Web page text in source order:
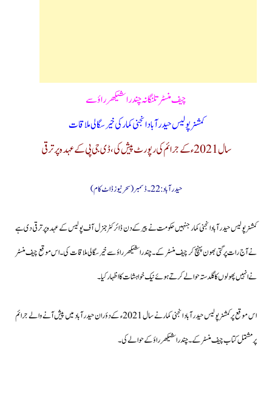
چیف منسٹر تلنگانہ چندراشیکھرراؤ سے
کمشنر پولیس حیدرآباد انجنی کمار کی خیرسگالی ملاقات
سال 2021ء کے جرائم کی رپورٹ پیش کی،ڈی جی پی کے عہدہ پر ترقی
حیدرآباد: 22۔ڈسمبر(سحرنیوزڈاٹ کام)
کمشنر پولیس حیدرآباد انجنی کمار جنہیں حکومت نے پیر کے دن ڈائرکٹر جنرل آف پولیس کے عہدہ پر ترقی دی ہے
نے آج رات پرگتی بھون پہنچ کر چیف منسٹر کے۔چندراشیکھر راؤ سے خیرسگالی ملاقات کی۔اس موقع چیف منسٹر
نے انہیں پھولوں کا گلدستہ حوالے کرتے ہوئے نیک خواہشات کا اظہار کیا۔
اس موقع پرکمشنر پولیس حیدرآباد انجنی کمار نے سال 2021ء کے دؤران حیدرآباد میں پیش آنے والے جرائم
پرمشتمل کتاب چیف منسٹر کے۔چندراشیکھر راؤ کے حوالے کی۔